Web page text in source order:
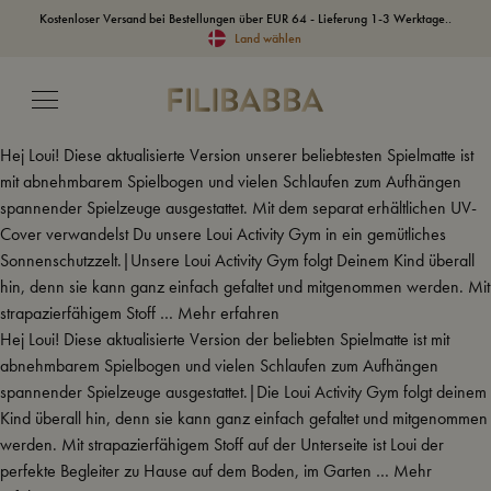
Kostenloser Versand bei Bestellungen über EUR 64 - Lieferung 1-3 Werktage..
Land wählen
Hej Loui! Diese aktualisierte Version unserer beliebtesten Spielmatte ist
mit abnehmbarem Spielbogen und vielen Schlaufen zum Aufhängen
spannender Spielzeuge ausgestattet. Mit dem separat erhältlichen UV-
Cover verwandelst Du unsere Loui Activity Gym in ein gemütliches
Sonnenschutzzelt.|Unsere Loui Activity Gym folgt Deinem Kind überall
hin, denn sie kann ganz einfach gefaltet und mitgenommen werden. Mit
strapazierfähigem Stoff … Mehr erfahren
Hej Loui! Diese aktualisierte Version der beliebten Spielmatte ist mit
abnehmbarem Spielbogen und vielen Schlaufen zum Aufhängen
spannender Spielzeuge ausgestattet.|Die Loui Activity Gym folgt deinem
Kind überall hin, denn sie kann ganz einfach gefaltet und mitgenommen
werden. Mit strapazierfähigem Stoff auf der Unterseite ist Loui der
perfekte Begleiter zu Hause auf dem Boden, im Garten … Mehr